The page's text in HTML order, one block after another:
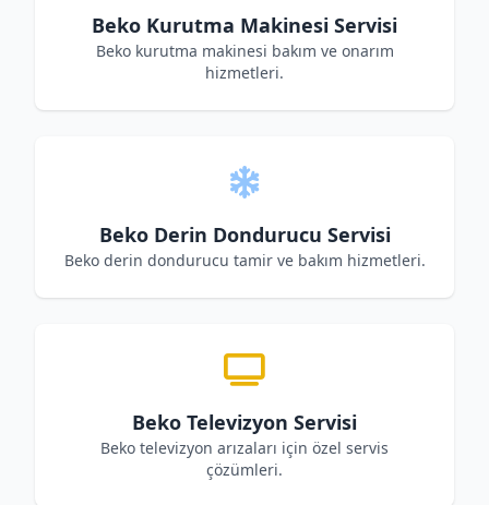
Beko Kurutma Makinesi Servisi
Beko kurutma makinesi bakım ve onarım
hizmetleri.
Beko Derin Dondurucu Servisi
Beko derin dondurucu tamir ve bakım hizmetleri.
Beko Televizyon Servisi
Beko televizyon arızaları için özel servis
çözümleri.